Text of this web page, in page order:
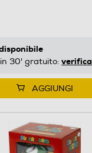
30' gratuito: verifica
AGGIUNGI